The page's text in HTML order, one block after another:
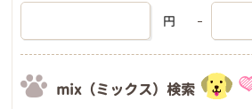
円
mix（ミックス）検索